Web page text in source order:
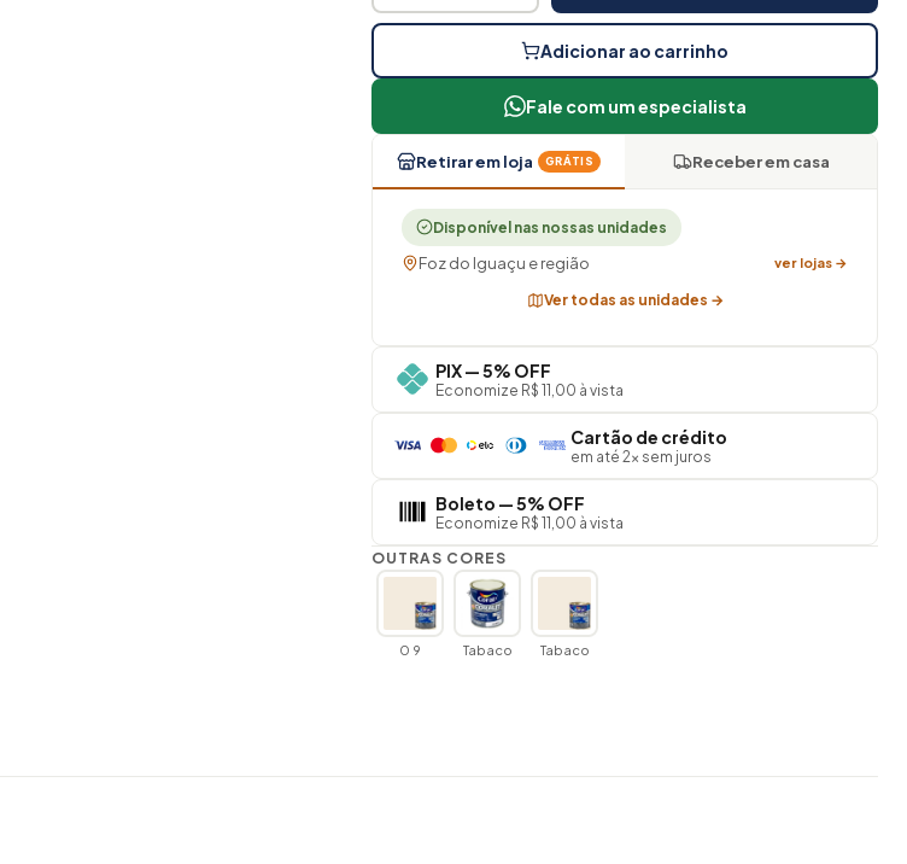
Adicionar ao carrinho
Fale com um especialista
Retirar em loja GRÁTIS Receber em casa
Disponível nas nossas unidades
Foz do Iguaçu e região ver lojas →
Ver todas as unidades →
PIX — 5% OFF
Economize R$ 11,00 à vista
Cartão de crédito
em até 2× sem juros
Boleto — 5% OFF
Economize R$ 11,00 à vista
OUTRAS CORES
0 9 Tabaco Tabaco